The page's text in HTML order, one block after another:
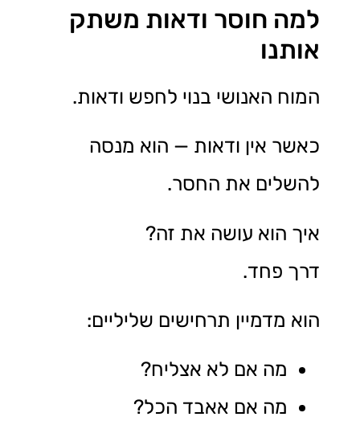
למה חוסר ודאות משתק
אותנו
המוח האנושי בנוי לחפש ודאות.
כאשר אין ודאות — הוא מנסה
להשלים את החסר.
איך הוא עושה את זה?
דרך פחד.
הוא מדמיין תרחישים שליליים:
מה אם לא אצליח?
מה אם אאבד הכל?